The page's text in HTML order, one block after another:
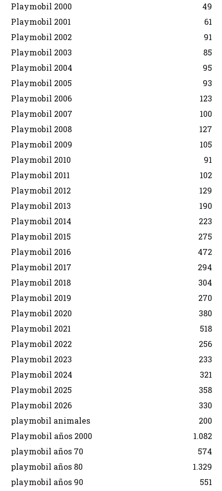
Playmobil 2000
49
Playmobil 2001
61
Playmobil 2002
91
Playmobil 2003
85
Playmobil 2004
95
Playmobil 2005
93
Playmobil 2006
123
Playmobil 2007
100
Playmobil 2008
127
Playmobil 2009
105
Playmobil 2010
91
Playmobil 2011
102
Playmobil 2012
129
Playmobil 2013
190
Playmobil 2014
223
Playmobil 2015
275
Playmobil 2016
472
Playmobil 2017
294
Playmobil 2018
304
Playmobil 2019
270
Playmobil 2020
380
Playmobil 2021
518
Playmobil 2022
256
Playmobil 2023
233
Playmobil 2024
321
Playmobil 2025
358
Playmobil 2026
330
playmobil animales
200
Playmobil años 2000
1.082
playmobil años 70
574
playmobil años 80
1.329
playmobil años 90
551